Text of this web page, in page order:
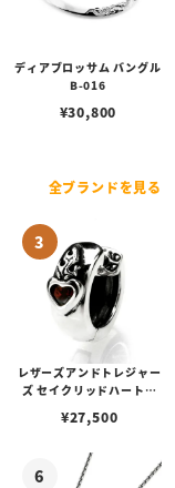
ディアブロッサム バングル
B-016
¥30,800
全ブランドを見る
レザーズアンドトレジャー
ズ セイクリッドハートピ
¥27,500